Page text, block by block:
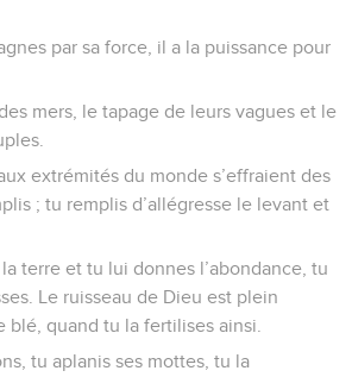
par sa force, il a la puissance pour
mers, le tapage de leurs vagues et le
extrémités du monde s’effraient des
; tu remplis d’allégresse le levant et
terre et tu lui donnes l’abondance, tu
Le ruisseau de Dieu est plein
blé, quand tu la fertilises ainsi.
tu aplanis ses mottes, tu la